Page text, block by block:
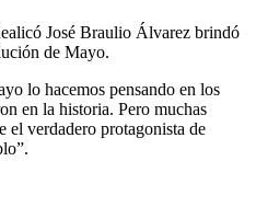
José Braulio Álvarez brindó
de Mayo.
lo hacemos pensando en los
en la historia. Pero muchas
el verdadero protagonista de